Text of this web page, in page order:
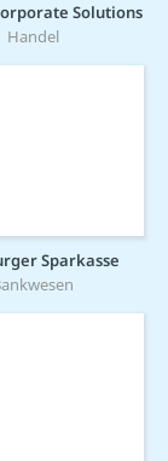
Solutions
Handel
Sparkasse